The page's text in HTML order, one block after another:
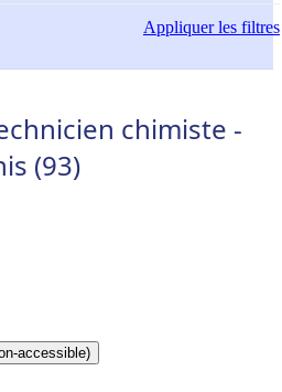
Appliquerles filtres
chimiste -
(93)
accessible)